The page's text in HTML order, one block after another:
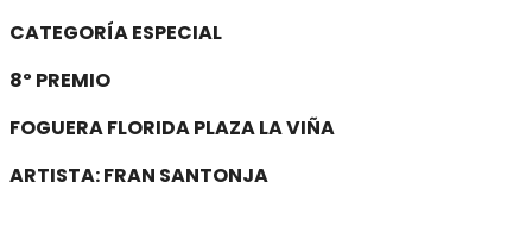
CATEGORÍA ESPECIAL
8º PREMIO
FOGUERA FLORIDA PLAZA LA VIÑA
ARTISTA: FRAN SANTONJA